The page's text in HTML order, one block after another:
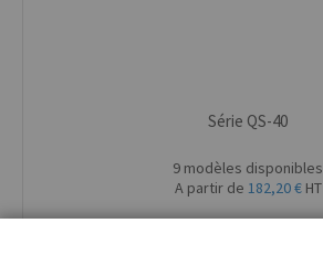
Série QS-40
9 modèles disponibles
A partir de 182,20 € HT